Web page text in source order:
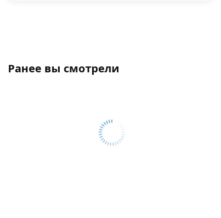
Ранее вы смотрели